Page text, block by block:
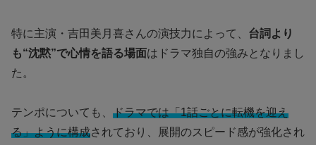
特に主演・吉田美月喜さんの演技力によって、 台詞より
も“沈黙”で心情を語る場面はドラマ独自の強みとなりまし
た。
テンポについても、 ドラマでは「1話ごとに転機を迎え
る」ように構成されており、展開のスピード感が強化され